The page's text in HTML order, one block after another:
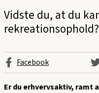
Vidste du, at du
rekreationsophold?
Facebook
Er du erhvervsaktiv, ramt